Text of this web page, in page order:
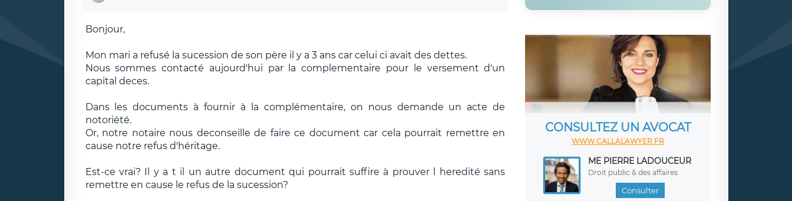
Bonjour,
Mon mari a refusé la sucession de son père il y a 3 ans car celui ci avait des dettes.
Nous sommes contacté aujourd'hui par la complementaire pour le versement d'un
capital deces.
Dans les documents à fournir à la complémentaire, on nous demande un acte de
notoriété.
Or, notre notaire nous deconseille de faire ce document car cela pourrait remettre en
cause notre refus d'héritage.
Est-ce vrai? Il y a t il un autre document qui pourrait suffire à prouver l heredité sans
remettre en cause le refus de la sucession?
CONSULTEZ UN AVOCAT
WWW.CALLALAWYER.FR
ME PIERRE LADOUCEUR
Droit public & des affaires
Consulter